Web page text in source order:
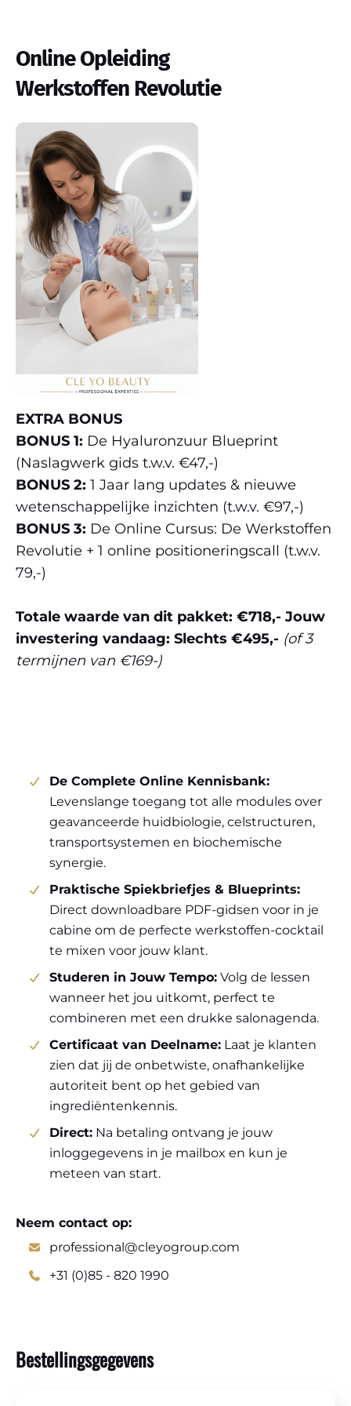
Online Opleiding
Werkstoffen Revolutie
EXTRA BONUS
BONUS 1: De Hyaluronzuur Blueprint
(Naslagwerk gids t.w.v. €47,-)
BONUS 2: 1 Jaar lang updates & nieuwe
wetenschappelijke inzichten (t.w.v. €97,-)
BONUS 3: De Online Cursus: De Werkstoffen
Revolutie + 1 online positioneringscall (t.w.v.
79,-)
Totale waarde van dit pakket: €718,- Jouw
investering vandaag: Slechts €495,- (of 3
termijnen van €169-)
De Complete Online Kennisbank:
Levenslange toegang tot alle modules over
geavanceerde huidbiologie, celstructuren,
transportsystemen en biochemische
synergie.
Praktische Spiekbriefjes & Blueprints:
Direct downloadbare PDF-gidsen voor in je
cabine om de perfecte werkstoffen-cocktail
te mixen voor jouw klant.
Studeren in Jouw Tempo:Volg de lessen
wanneer het jou uitkomt, perfect te
combineren met een drukke salonagenda.
Certificaat van Deelname:Laat je klanten
zien dat jij de onbetwiste, onafhankelijke
autoriteit bent op het gebied van
ingrediëntenkennis.
Direct:Na betaling ontvang je jouw
inloggegevens in je mailbox en kun je
meteen van start.
Neem contact op:
professional@cleyogroup.com
+31 (0)85 - 820 1990
Bestellingsgegevens